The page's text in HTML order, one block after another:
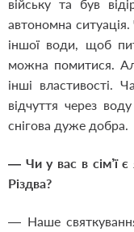
війську та був
автономна
іншої води, щоб
можна помитися.
інші властивості.
відчуття через
снігова дуже добра.
— Чи у вас в сім’ї є
Різдва?
— Наше